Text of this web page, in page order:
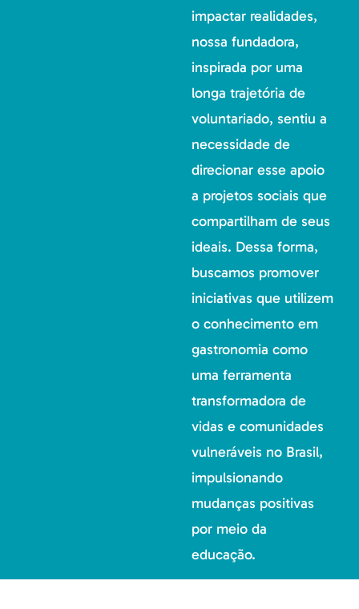
impactar realidades,
nossa fundadora,
inspirada por uma
longa trajetória de
voluntariado, sentiu a
necessidade de
direcionar esse apoio
a projetos sociais que
compartilham de seus
ideais. Dessa forma,
buscamos promover
iniciativas que utilizem
o conhecimento em
gastronomia como
uma ferramenta
transformadora de
vidas e comunidades
vulneráveis no Brasil,
impulsionando
mudanças positivas
por meio da
educação.